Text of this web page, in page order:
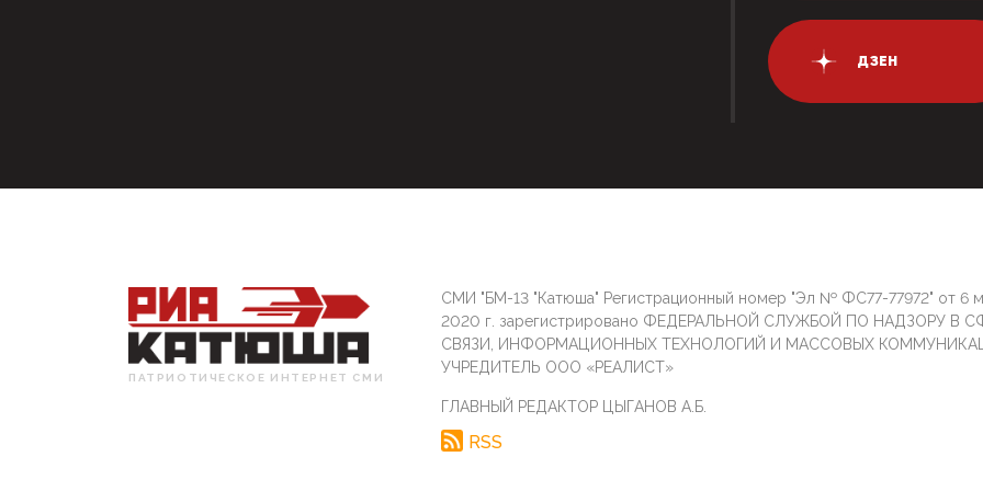
ДЗЕН
ПАТРИОТИЧЕСКОЕ ИНТЕРНЕТ СМИ
СМИ "БМ-13 "Катюша" Регистрационный номер "Эл № ФС77-77972" от 6
2020 г. зарегистрировано ФЕДЕРАЛЬНОЙ СЛУЖБОЙ ПО НАДЗОРУ В
СВЯЗИ, ИНФОРМАЦИОННЫХ ТЕХНОЛОГИЙ И МАССОВЫХ
УЧРЕДИТЕЛЬ ООО «РЕАЛИСТ»
ГЛАВНЫЙ РЕДАКТОР ЦЫГАНОВ А.Б.
RSS